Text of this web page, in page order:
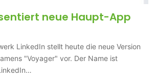
neue Haupt-App
LinkedIn stellt heute die neue Version
"Voyager" vor. Der Name ist